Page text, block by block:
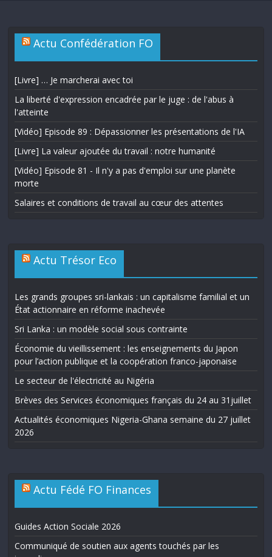
Actu Confédération FO
[Livre] … Je marcherai avec toi
La liberté d'expression encadrée par le juge : de l'abus à
l'atteinte
[Vidéo] Episode 89 : Dépassionner les présentations de l'IA
[Livre] La valeur ajoutée du travail : notre humanité
[Vidéo] Episode 81 - Il n'y a pas d'emploi sur une planète
morte
Salaires et conditions de travail au cœur des attentes
Actu Trésor Eco
Les grands groupes sri-lankais : un capitalisme familial et un
État actionnaire en réforme inachevée
Sri Lanka : un modèle social sous contrainte
Économie du vieillissement : les enseignements du Japon
pour l’action publique et la coopération franco-japonaise
Le secteur de l'électricité au Nigéria
Brèves des Services économiques français du 24 au 31juillet
Actualités économiques Nigeria-Ghana semaine du 27 juillet
2026
Actu Fédé FO Finances
Guides Action Sociale 2026
Communiqué de soutien aux agents touchés par les